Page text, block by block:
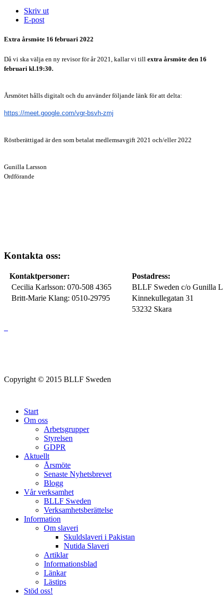
Skriv ut
E-post
Extra årsmöte 16 februari 2022
Då vi ska välja en ny revisor för år 2021, kallar vi till extra årsmöte den 16
februari kl.19:30.
Årsmötet hålls digitalt och du använder följande länk för att delta:
https://meet.google.com/vgr-bsvh-zmj
Röstberättigad är den som betalat medlemsavgift 2021 och/eller 2022
Gunilla Larsson
Ordförande
Kontakta oss:
Kontaktpersoner:
Postadress:
Cecilia Karlsson: 070-508 4365
BLLF Sweden c/o Gunilla
Britt-Marie Klang: 0510-29795
Kinnekullegatan 31
53232 Skara
Copyright © 2015 BLLF Sweden
Start
Om oss
Arbetsgrupper
Styrelsen
GDPR
Aktuellt
Årsmöte
Senaste Nyhetsbrevet
Blogg
Vår verksamhet
BLLF Sweden
Verksamhetsberättelse
Information
Om slaveri
Skuldslaveri i Pakistan
Nutida Slaveri
Artiklar
Informationsblad
Länkar
Lästips
Stöd oss!